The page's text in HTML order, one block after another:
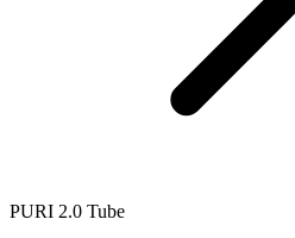
PURI 2.0 Tube